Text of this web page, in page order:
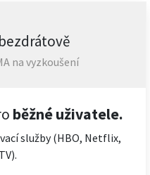
bezdrátově
na vyzkoušení
běžné uživatele.
služby (HBO, Netflix,